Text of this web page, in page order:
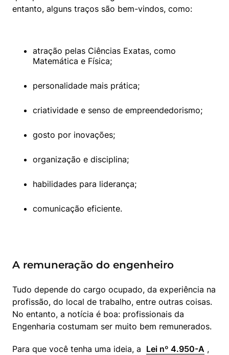
entanto, alguns traços são bem-vindos, como:
atração pelas Ciências Exatas, como
Matemática e Física;
personalidade mais prática;
criatividade e senso de empreendedorismo;
gosto por inovações;
organização e disciplina;
habilidades para liderança;
comunicação eficiente.
A remuneração do engenheiro
Tudo depende do cargo ocupado, da experiência na
profissão, do local de trabalho, entre outras coisas.
No entanto, a notícia é boa: profissionais da
Engenharia costumam ser muito bem remunerados.
Para que você tenha uma ideia, a Lei nº 4.950-A ,